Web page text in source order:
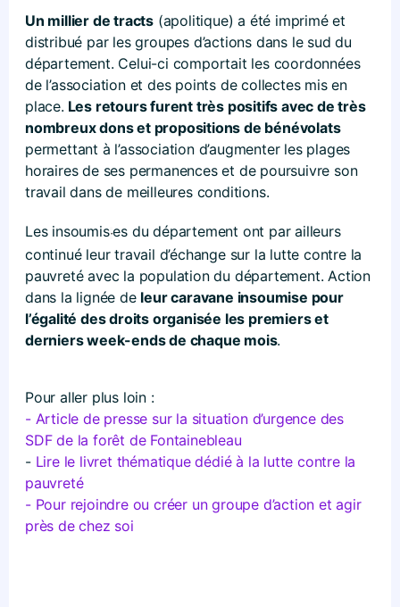
Un millier de tracts (apolitique) a été imprimé et
distribué par les groupes d’actions dans le sud du
département. Celui-ci comportait les coordonnées
de l’association et des points de collectes mis en
place. Les retours furent très positifs avec de très
nombreux dons et propositions de bénévolats
permettant à l’association d’augmenter les plages
horaires de ses permanences et de poursuivre son
travail dans de meilleures conditions.
Les insoumis·es du département ont par ailleurs
continué leur travail d’échange sur la lutte contre la
pauvreté avec la population du département. Action
dans la lignée de leur caravane insoumise pour
l’égalité des droits organisée les premiers et
derniers week-ends de chaque mois.
Pour aller plus loin :
- Article de presse sur la situation d’urgence des
SDF de la forêt de Fontainebleau
-Lire le livret thématique dédié à la lutte contre la
pauvreté
- Pour rejoindre ou créer un groupe d’action et agir
près de chez soi